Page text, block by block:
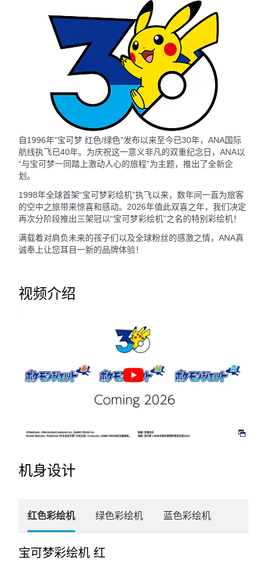
自1996年“宝可梦 红色/绿色”发布以来至今已30年，ANA国际
航线执飞已40年。为庆祝这一意义非凡的双重纪念日，ANA以
“与宝可梦一同踏上激动人心的旅程”为主题，推出了全新企
划。
1998年全球首架“宝可梦彩绘机”执飞以来，数年间一直为旅客
的空中之旅带来惊喜和感动。2026年值此双喜之年，我们决定
再次分阶段推出三架冠以“宝可梦彩绘机”之名的特别彩绘机！
满载着对肩负未来的孩子们以及全球粉丝的感激之情，ANA真
诚奉上让您耳目一新的品牌体验！
视频介绍
机身设计
红色彩绘机 绿色彩绘机 蓝色彩绘机
宝可梦彩绘机 红